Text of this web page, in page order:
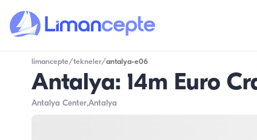
limancepte/tekneler/antalya-e06
Antalya: 14m Euro
Antalya Center,Antalya